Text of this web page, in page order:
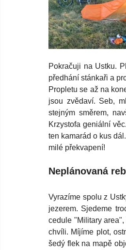
Pokračuji na Ustku.
předhání stánkaři a
Propletu se až na
jsou zvědaví. Seb,
stejným směrem,
Krzystofa geniální
ten kamarád o kus
milé překvapení!
Neplánovaná
Vyrazíme spolu z
jezerem. Sjedeme
cedule "Military
chvíli. Míjíme plot,
šedý flek na mapě